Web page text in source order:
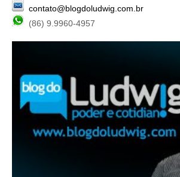
contato@blogdoludwig.com.br
(86) 9.9960-4957